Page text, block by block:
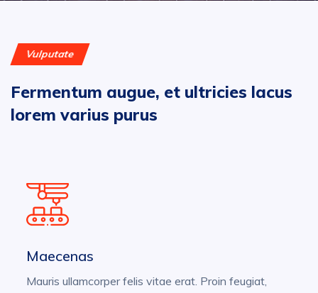
Vulputate
Fermentum augue, et ultricies lacus
lorem varius purus
Maecenas
Mauris ullamcorper felis vitae erat. Proin feugiat,